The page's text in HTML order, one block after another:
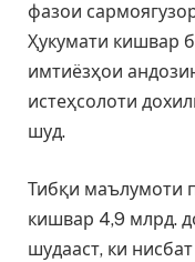
фазои
Ҳукумати кишвар
имтиёзҳои
истеҳсолоти
шуд.
Тибқи маълумоти
кишвар 4,9 млрд.
шудааст, ки